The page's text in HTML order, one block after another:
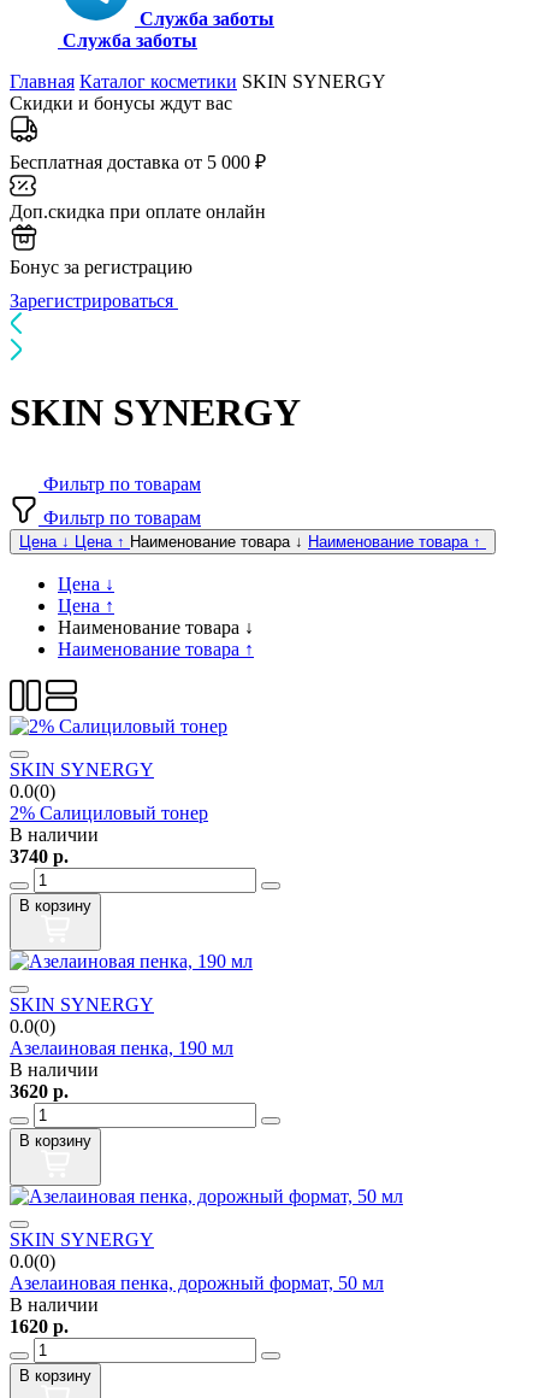
Служба заботы
Служба заботы
Главная Каталог косметики SKIN SYNERGY
Скидки и бонусы ждут вас
Бесплатная доставка от 5 000 ₽
Доп.скидка при оплате онлайн
Бонус за регистрацию
Зарегистрироваться
SKIN SYNERGY
Фильтр по товарам
Фильтр по товарам
Цена ↓ Цена ↑ Наименование товара ↓ Наименование товара ↑
Цена ↓
Цена ↑
Наименование товара ↓
Наименование товара ↑
SKIN SYNERGY
0.0(0)
2% Салициловый тонер
В наличии
3740 р.
В корзину
SKIN SYNERGY
0.0(0)
Азелаиновая пенка, 190 мл
В наличии
3620 р.
В корзину
SKIN SYNERGY
0.0(0)
Азелаиновая пенка, дорожный формат, 50 мл
В наличии
1620 р.
В корзину